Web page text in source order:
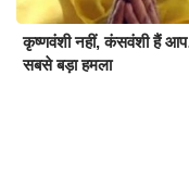
कृष्णवंशी नहीं, कंसवंशी हैं
सबसे बड़ा हमला